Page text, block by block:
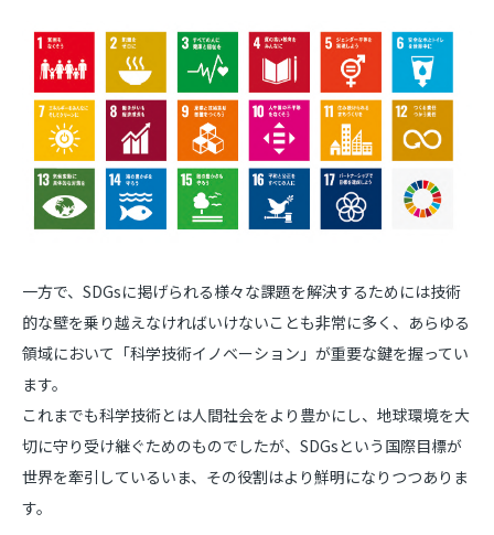
一方で、SDGsに掲げられる様々な課題を解決するためには技術
的な壁を乗り越えなければいけないことも非常に多く、あらゆる
領域において「科学技術イノベーション」が重要な鍵を握ってい
ます。
これまでも科学技術とは人間社会をより豊かにし、地球環境を大
切に守り受け継ぐためのものでしたが、SDGsという国際目標が
世界を牽引しているいま、その役割はより鮮明になりつつありま
す。